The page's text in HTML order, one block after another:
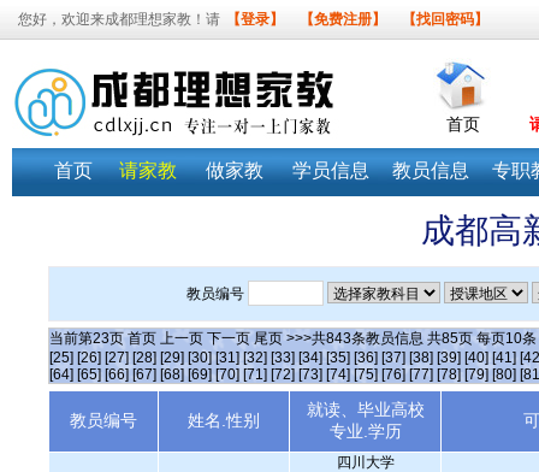
您好，欢迎来成都理想家教！请 【登录】 【免费注册】 【找回密码】
首页
首页 请家教 做家教 学员信息 教员信息 专职
成都高
教员编号
当前第23页 首页 上一页 下一页 尾页 >>>共843条教员信息 共85页 每页10条
[25] [26] [27] [28] [29] [30] [31] [32] [33] [34] [35] [36] [37] [38] [39] [40] [41]
[64] [65] [66] [67] [68] [69] [70] [71] [72] [73] [74] [75] [76] [77] [78] [79] [80]
教员编号 姓名.性别
就读、毕业高校
专业.学历
四川大学